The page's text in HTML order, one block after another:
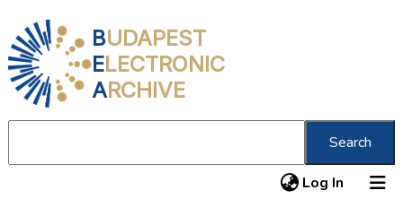
BUDAPEST
ELECTRONIC
ARCHIVE
Search
Log In (current)